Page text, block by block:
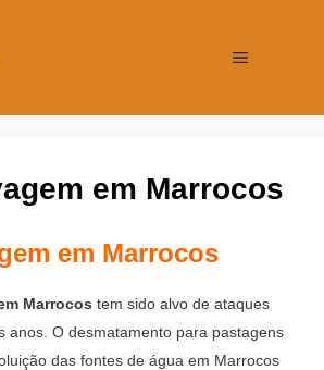
em Marrocos
em Marrocos
Marrocos tem sido alvo de ataques
anos. O desmatamento para pastagens
das fontes de água em Marrocos